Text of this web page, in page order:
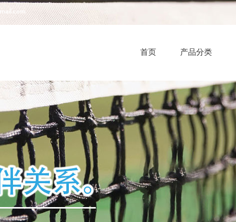
首页 产品分类